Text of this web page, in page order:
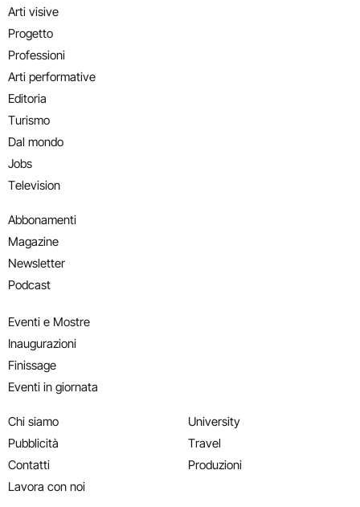
Arti visive
Progetto
Professioni
Arti performative
Editoria
Turismo
Dal mondo
Jobs
Television
Abbonamenti
Magazine
Newsletter
Podcast
Eventi e Mostre
Inaugurazioni
Finissage
Eventi in giornata
Chi siamo
Pubblicità
Contatti
Lavora con noi
University
Travel
Produzioni